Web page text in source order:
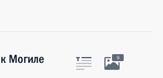
Могиле
9